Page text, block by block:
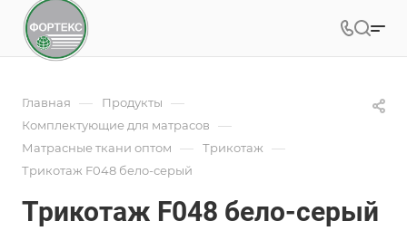
Главная — Продукты —
Комплектующие для матрасов —
Матрасные ткани оптом — Трикотаж —
Трикотаж F048 бело-серый
Трикотаж F048 бело-серый